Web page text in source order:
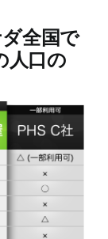
全国で
人口の